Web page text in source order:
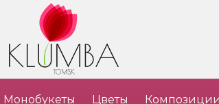
Монобукеты Цветы